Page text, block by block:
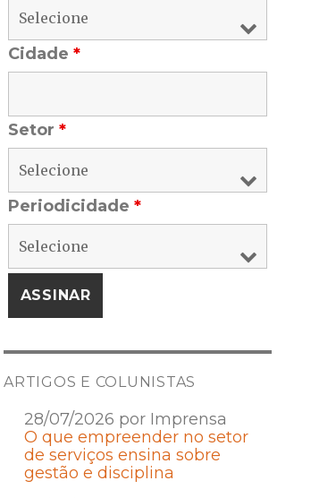
Cidade *
Setor *
Periodicidade *
ARTIGOS E COLUNISTAS
28/07/2026 por Imprensa
O que empreender no setor
de serviços ensina sobre
gestão e disciplina